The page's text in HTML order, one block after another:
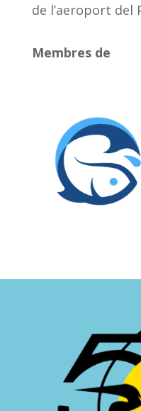
de l’aeroport del
Membres de